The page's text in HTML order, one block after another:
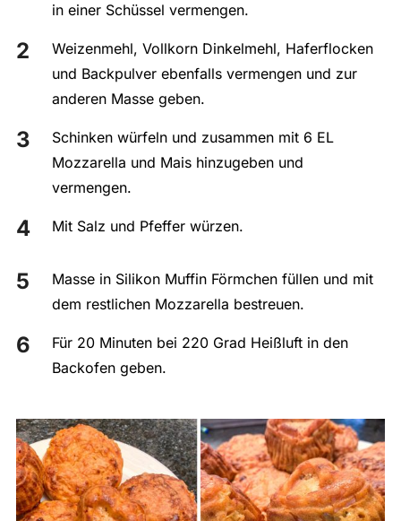
in einer Schüssel vermengen.
Weizenmehl, Vollkorn Dinkelmehl, Haferflocken
und Backpulver ebenfalls vermengen und zur
anderen Masse geben.
Schinken würfeln und zusammen mit 6 EL
Mozzarella und Mais hinzugeben und
vermengen.
Mit Salz und Pfeffer würzen.
Masse in Silikon Muffin Förmchen füllen und mit
dem restlichen Mozzarella bestreuen.
Für 20 Minuten bei 220 Grad Heißluft in den
Backofen geben.